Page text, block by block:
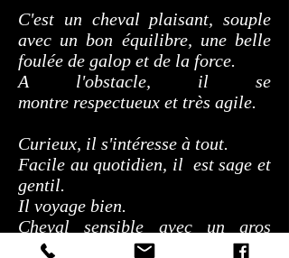
C'est un cheval plaisant, souple
avec un bon équilibre, une belle
foulée de galop et de la force.
A l'obstacle, il se
montre respectueux et très agile.
Curieux, il s'intéresse à tout.
Facile au quotidien, il est sage et
gentil.
Il voyage bien.
Cheval sensible avec un gros
coeur.